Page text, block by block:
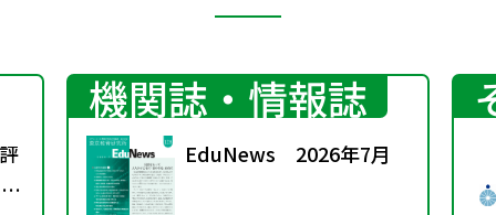
機関誌・情報誌
EduNews 2026年7月